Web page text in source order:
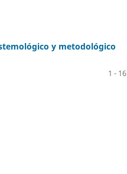
y metodológico
1 - 16